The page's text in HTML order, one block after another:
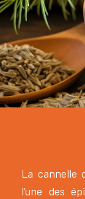
La cannelle
l’une des